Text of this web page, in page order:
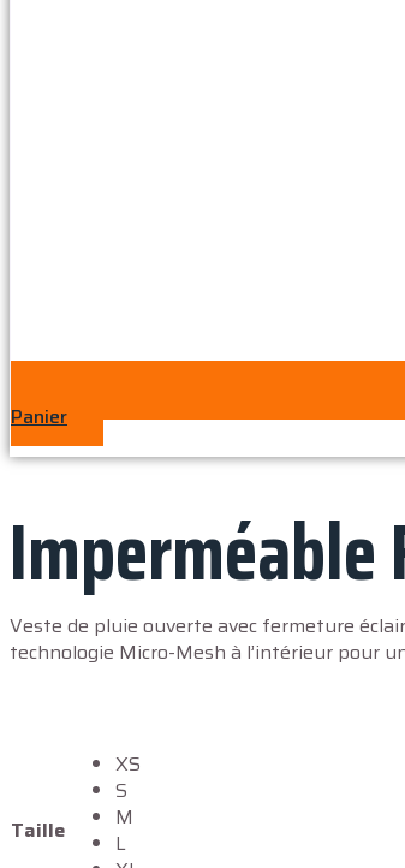
Panier
Imperméable
Veste de pluie ouverte avec fermeture
technologie Micro-Mesh à l’intérieur pour
Taille
XS
S
M
L